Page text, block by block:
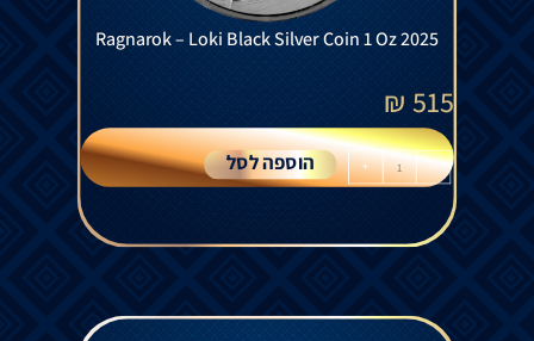
Ragnarok – Loki Black Silver Coin 1 Oz 2025
515
₪
-
+ הוספה לסל